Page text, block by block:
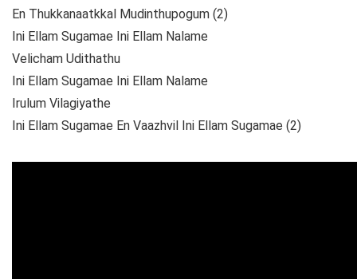
En Thukkanaatkkal Mudinthupogum (2)
Ini Ellam Sugamae Ini Ellam Nalame
Velicham Udithathu
Ini Ellam Sugamae Ini Ellam Nalame
Irulum Vilagiyathe
Ini Ellam Sugamae En Vaazhvil Ini Ellam Sugamae (2)